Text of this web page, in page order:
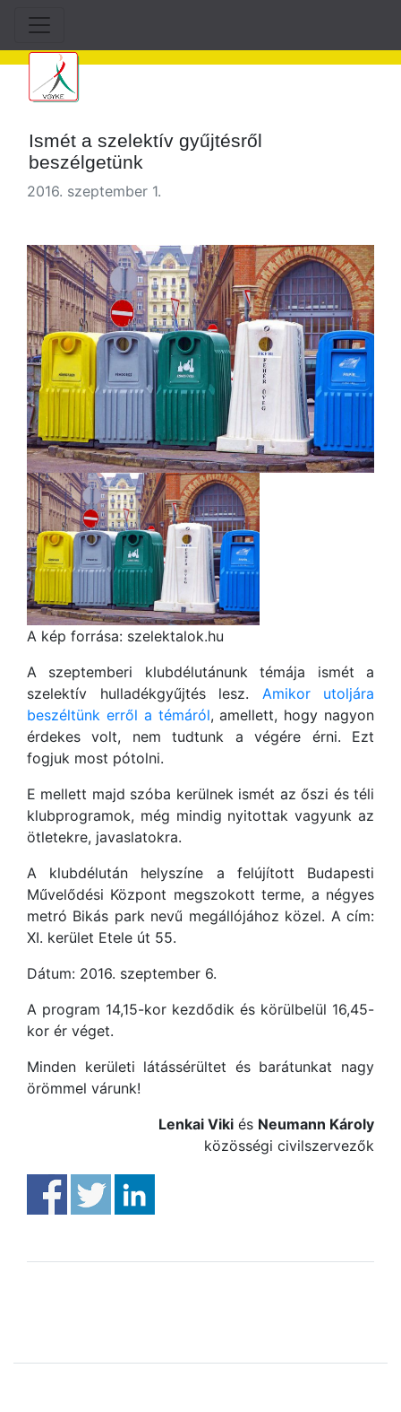
Ismét a szelektív gyűjtésről
beszélgetünk
2016. szeptember 1.
A kép forrása: szelektalok.hu
A szeptemberi klubdélutánunk témája ismét a
szelektív hulladékgyűjtés lesz. Amikor utoljára
beszéltünk erről a témáról, amellett, hogy nagyon
érdekes volt, nem tudtunk a végére érni. Ezt
fogjuk most pótolni.
E mellett majd szóba kerülnek ismét az őszi és téli
klubprogramok, még mindig nyitottak vagyunk az
ötletekre, javaslatokra.
A klubdélután helyszíne a felújított Budapesti
Művelődési Központ megszokott terme, a négyes
metró Bikás park nevű megállójához közel. A cím:
XI. kerület Etele út 55.
Dátum: 2016. szeptember 6.
A program 14,15-kor kezdődik és körülbelül 16,45-
kor ér véget.
Minden kerületi látássérültet és barátunkat nagy
örömmel várunk!
Lenkai Viki és Neumann Károly
közösségi civilszervezők